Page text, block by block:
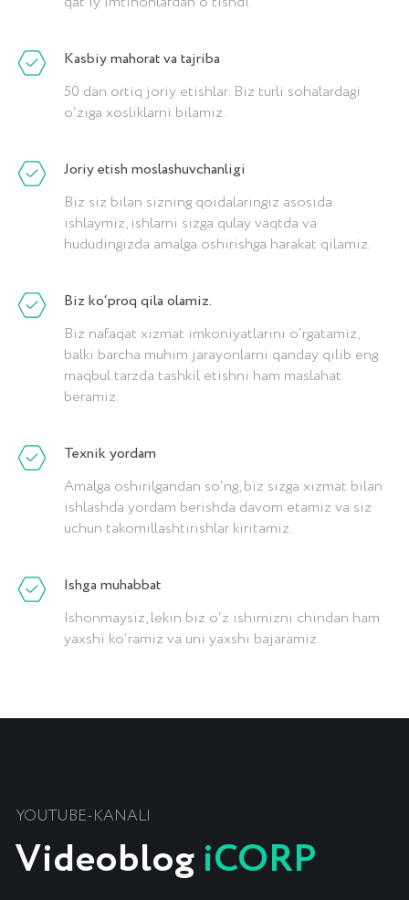
Kasbiy mahorat va tajriba
50 dan ortiq joriy etishlar. Biz turli sohalardagi
o‘ziga xosliklarni bilamiz.
Joriy etish moslashuvchanligi
Biz siz bilan sizning qoidalaringiz asosida
ishlaymiz, ishlarni sizga qulay vaqtda va
hududingizda amalga oshirishga harakat qilamiz.
Biz ko‘proq qila olamiz.
Biz nafaqat xizmat imkoniyatlarini o‘rgatamiz,
balki barcha muhim jarayonlarni qanday qilib eng
maqbul tarzda tashkil etishni ham maslahat
beramiz.
Texnik yordam
Amalga oshirilgandan so‘ng, biz sizga xizmat bilan
ishlashda yordam berishda davom etamiz va siz
uchun takomillashtirishlar kiritamiz.
Ishga muhabbat
Ishonmaysiz, lekin biz o‘z ishimizni chindan ham
yaxshi ko‘ramiz va uni yaxshi bajaramiz.
Rasmiy hamkorlar
SERTIFIKATLAR
Biz amoCRM va MoySkladning
O'zbekistondagi birinchi
sertifikatlangan sheriklarimiz
amoCRM hamkorlik sertifikati
Shahzod Dadaboyev
''